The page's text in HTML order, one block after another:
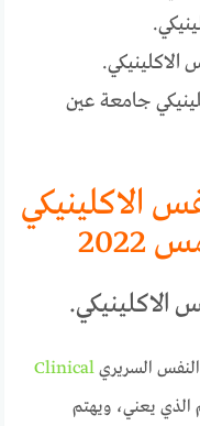
جامعة عين
الاكلينيكي
الاكلينيكي.
النفس السريريClinical
الذي يعني، ويهتم